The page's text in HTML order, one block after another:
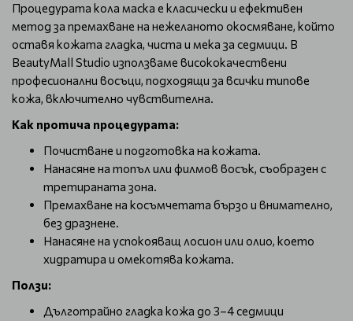
Процедурата кола маска е класически и ефективен
метод за премахване на нежеланото окосмяване, който
оставя кожата гладка, чиста и мека за седмици. В
BeautyMall Studio използваме висококачествени
професионални восъци, подходящи за всички типове
кожа, включително чувствителна.
Как протича процедурата:
Почистване и подготовка на кожата.
Нанасяне на топъл или филмов восък, съобразен с
третираната зона.
Премахване на косъмчетата бързо и внимателно,
без дразнене.
Нанасяне на успокояващ лосион или олио, което
хидратира и омекотява кожата.
Ползи:
Дълготрайно гладка кожа до 3–4 седмици